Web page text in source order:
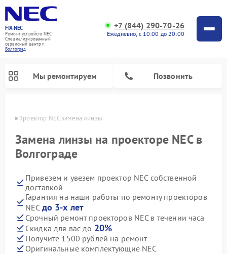
FIX-NEC
Ремонт устройств NEC
Специализированный
cервисный центр г.
Волгоград
+7 (844) 290-70-26
Ежедневно, с 10:00 до 20:00
Мы ремонтируем Позвонить
Проектор NEC замена линзы
Замена линзы на проекторе NEC в
Волгограде
Привезем и увезем проектор NEC собственной
доставкой
Гарантия на наши работы по ремонту проекторов
NEC до 3-х лет
Срочный ремонт проекторов NEC в течении часа
Скидка для вас до 20%
Получите 1500 рублей на ремонт
Оригинальные комплектующие NEC